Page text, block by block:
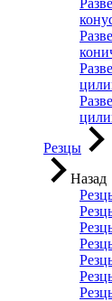
Резцы
Назад